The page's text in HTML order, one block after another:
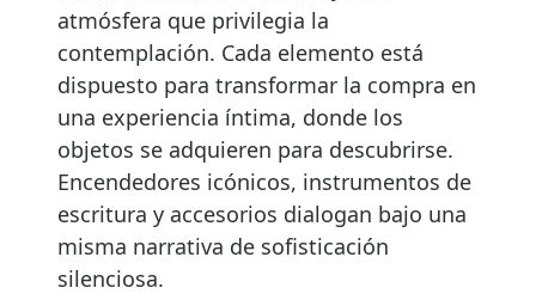
atmósfera que privilegia la
contemplación. Cada elemento está
dispuesto para transformar la compra en
una experiencia íntima, donde los
objetos se adquieren para descubrirse.
Encendedores icónicos, instrumentos de
escritura y accesorios dialogan bajo una
misma narrativa de sofisticación
silenciosa.